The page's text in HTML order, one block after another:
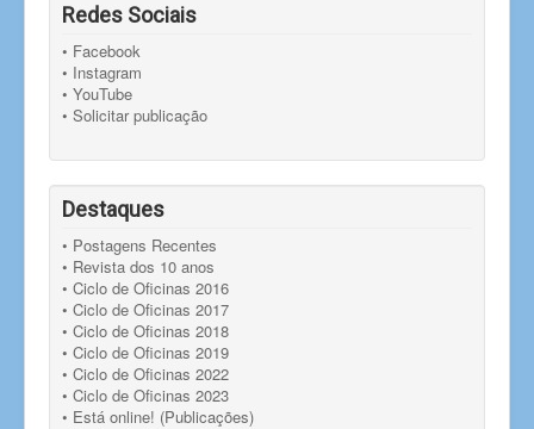
Redes Sociais
• Facebook
• Instagram
• YouTube
• Solicitar publicação
Destaques
• Postagens Recentes
• Revista dos 10 anos
• Ciclo de Oficinas 2016
• Ciclo de Oficinas 2017
• Ciclo de Oficinas 2018
• Ciclo de Oficinas 2019
• Ciclo de Oficinas 2022
• Ciclo de Oficinas 2023
• Está online! (Publicações)